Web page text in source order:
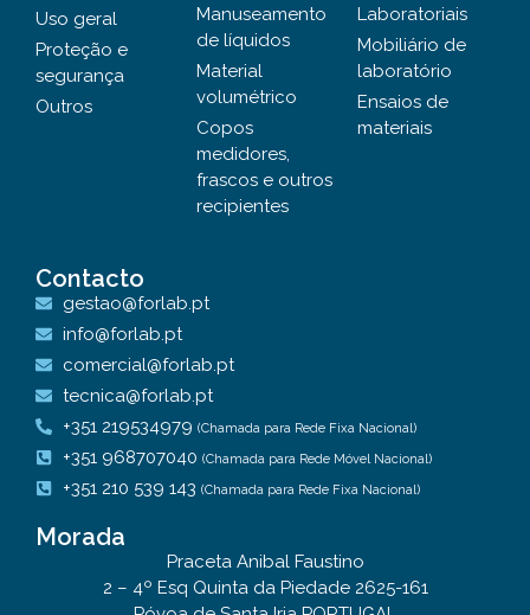
Uso geral
Proteção e
segurança
Outros
Manuseamento
de líquidos
Material
volumétrico
Copos
medidores,
frascos e outros
recipientes
Laboratoriais
Mobiliário de
laboratório
Ensaios de
materiais
Contacto
gestao@forlab.pt
info@forlab.pt
comercial@forlab.pt
tecnica@forlab.pt
+351 219534979 (Chamada para Rede Fixa Nacional)
+351 968707040 (Chamada para Rede Móvel Nacional)
+351 210 539 143 (Chamada para Rede Fixa Nacional)
Morada
Praceta Anibal Faustino
2 – 4º Esq Quinta da Piedade 2625-161